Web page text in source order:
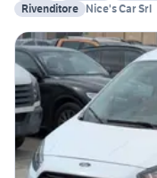
Rivenditore Nice's Car Srl